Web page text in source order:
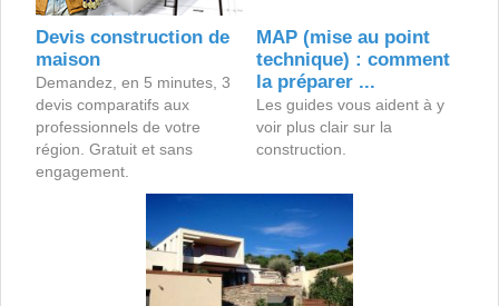
Devis construction de
maison
Demandez, en 5 minutes, 3
devis comparatifs aux
professionnels de votre
région. Gratuit et sans
engagement.
MAP (mise au point
technique) : comment
la préparer ...
Les guides vous aident à y
voir plus clair sur la
construction.